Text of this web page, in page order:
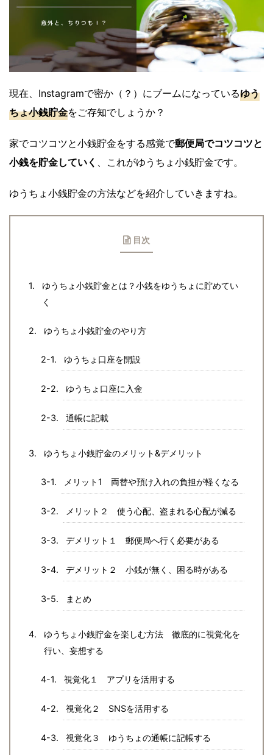
現在、Instagramで密か（？）にブームになっているゆう
ちょ小銭貯金をご存知でしょうか？
家でコツコツと小銭貯金をする感覚で郵便局でコツコツと
小銭を貯金していく
、これがゆうちょ小銭貯金です。
ゆうちょ小銭貯金の方法などを紹介していきますね。
目次
ゆうちょ小銭貯金とは？小銭をゆうちょに貯めてい
く
ゆうちょ小銭貯金のやり方
ゆうちょ口座を開設
ゆうちょ口座に入金
通帳に記載
ゆうちょ小銭貯金のメリット&デメリット
メリット1 両替や預け入れの負担が軽くなる
メリット２ 使う心配、盗まれる心配が減る
デメリット１ 郵便局へ行く必要がある
デメリット２ 小銭が無く、困る時がある
まとめ
ゆうちょ小銭貯金を楽しむ方法 徹底的に視覚化を
行い、妄想する
視覚化１ アプリを活用する
視覚化２ SNSを活用する
視覚化３ ゆうちょの通帳に記帳する